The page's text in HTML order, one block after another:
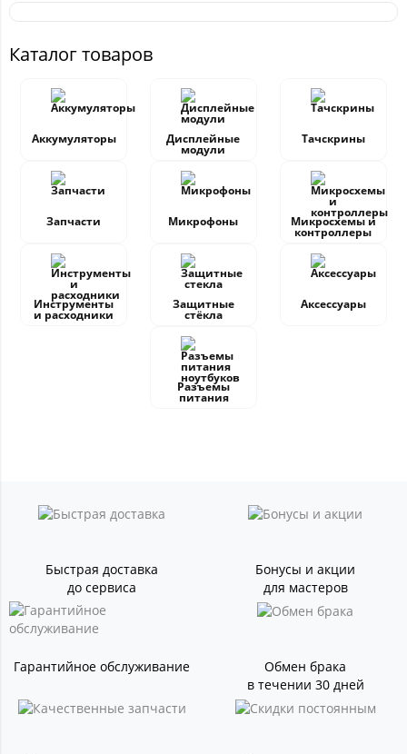
Каталог товаров
Аккумуляторы Дисплейные
модули
Тачскрины
Запчасти Микрофоны Микросхемы и
контроллеры
Инструменты
и расходники
Защитные
стёкла
Аксессуары
Разъемы
питания
Быстрая доставка
до сервиса
Бонусы и акции
для мастеров
Гарантийное обслуживание
Обмен брака
в течении 30 дней